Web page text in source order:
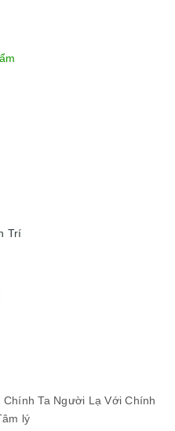
Trí
Chính Ta Người Lạ Với Chính
lý